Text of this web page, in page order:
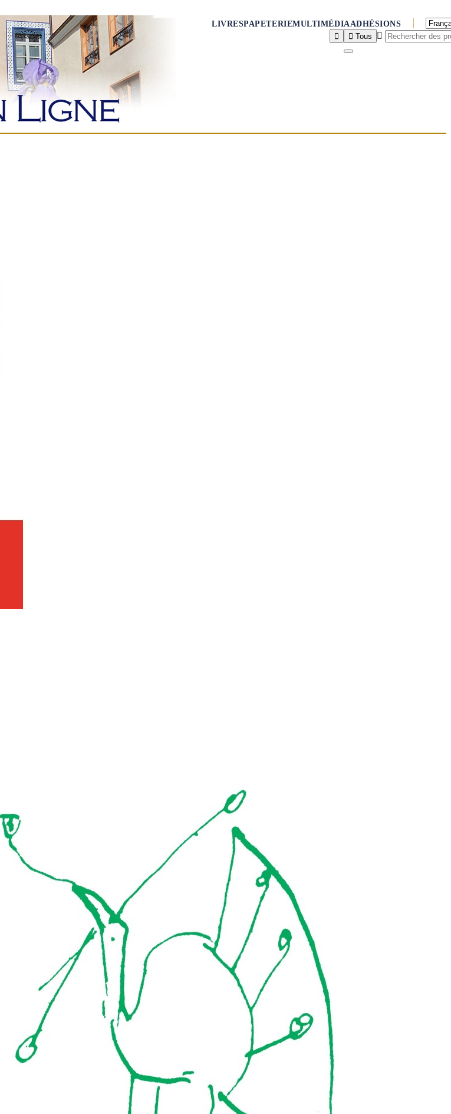
LIVRESPAPETERIEMULTIMÉDIA ADHÉSIONS

 Tous 